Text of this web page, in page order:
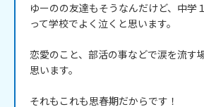
ゆーのの友達もそうなんだけど、中学
って学校でよく泣くと思います。
恋愛のこと、部活の事などで涙を流す
思います。
それもこれも思春期だからです！